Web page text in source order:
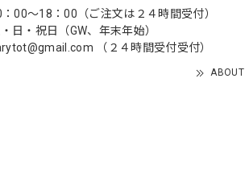
：00〜18：00（ご注文は２４時間受付）
日・祝日（GW、年末年始）
（２４時間受付受付）
ABOUT